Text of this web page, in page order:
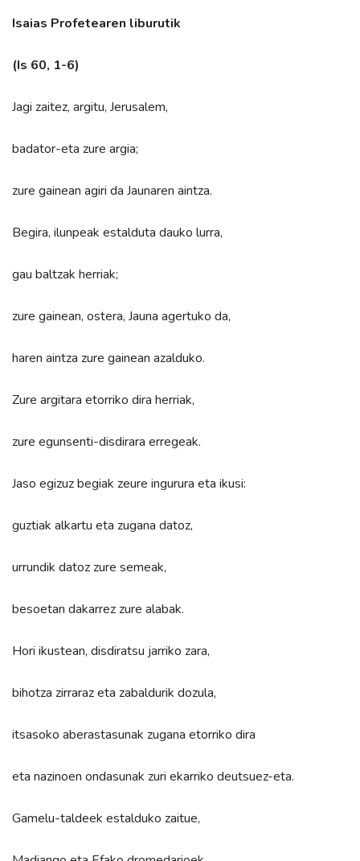
Isaias Profetearen liburutik
(Is 60, 1-6)
Jagi zaitez, argitu, Jerusalem,
badator-eta zure argia;
zure gainean agiri da Jaunaren aintza.
Begira, ilunpeak estalduta dauko lurra,
gau baltzak herriak;
zure gainean, ostera, Jauna agertuko da,
haren aintza zure gainean azalduko.
Zure argitara etorriko dira herriak,
zure egunsenti-disdirara erregeak.
Jaso egizuz begiak zeure ingurura eta ikusi:
guztiak alkartu eta zugana datoz,
urrundik datoz zure semeak,
besoetan dakarrez zure alabak.
Hori ikustean, disdiratsu jarriko zara,
bihotza zirraraz eta zabaldurik dozula,
itsasoko aberastasunak zugana etorriko dira
eta nazinoen ondasunak zuri ekarriko deutsuez-eta.
Gamelu-taldeek estalduko zaitue,